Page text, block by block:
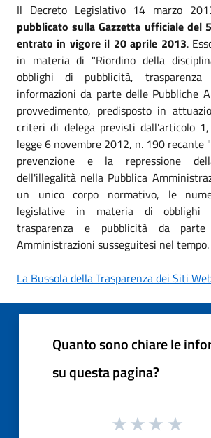
Il Decreto Legislativo 14 marzo
pubblicato sulla Gazzetta ufficiale del
entrato in vigore il 20 aprile 2013.
in materia di "Riordino della
obblighi di pubblicità,
informazioni da parte delle Pubbliche
provvedimento, predisposto in
criteri di delega previsti dall'articolo
legge 6 novembre 2012, n. 190 recante
prevenzione e la repressione
dell'illegalità nella Pubblica
un unico corpo normativo, le
legislative in materia di obblighi
trasparenza e pubblicità da parte
Amministrazioni susseguitesi nel tempo.
La Bussola della Trasparenza dei Siti
Quanto sono chiare le
su questa pagina?